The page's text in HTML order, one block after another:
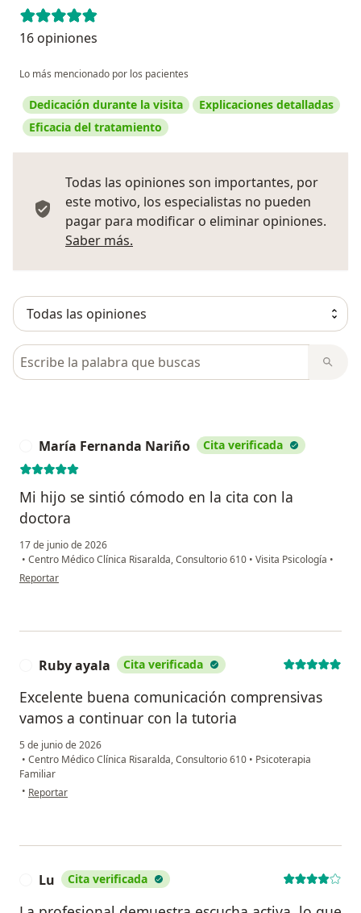
16 opiniones
Lo más mencionado por los pacientes
Dedicación durante la visita
Explicaciones detalladas
Eficacia del tratamiento
Todas las opiniones son importantes, por
este motivo, los especialistas no pueden
pagar para modificar o eliminar opiniones.
Saber más.
Busca en opiniones
María Fernanda Nariño Cita verificada
Mi hijo se sintió cómodo en la cita con la
doctora
17 de junio de 2026
• Centro Médico Clínica Risaralda, Consultorio 610 • Visita Psicología •
en opinión del usuario María Fernanda Nariño
Reportar
Ruby ayala Cita verificada
Excelente buena comunicación comprensivas
vamos a continuar con la tutoria
5 de junio de 2026
• Centro Médico Clínica Risaralda, Consultorio 610 • Psicoterapia
Familiar
• en opinión del usuario Ruby ayala
Reportar
Lu Cita verificada